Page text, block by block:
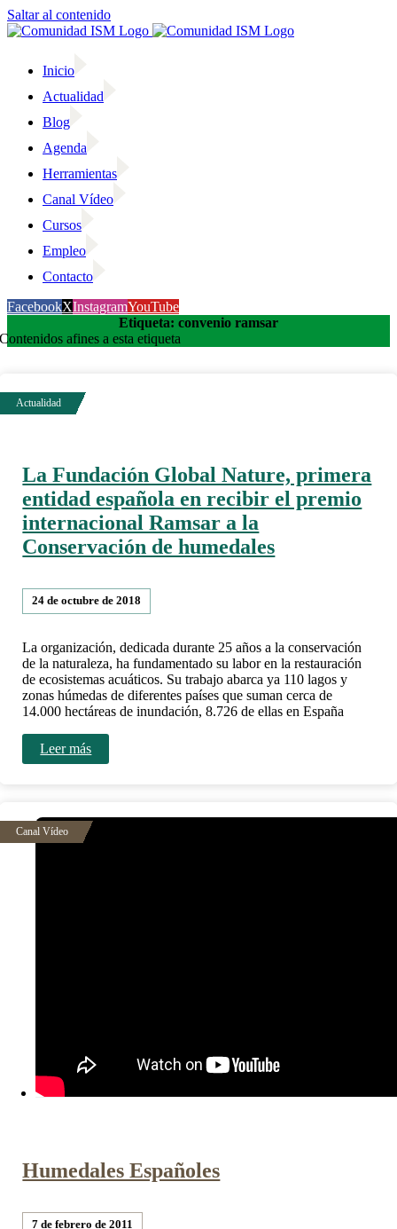
Saltar al contenido
Inicio
Actualidad
Blog
Agenda
Herramientas
Canal Vídeo
Cursos
Empleo
Contacto
FacebookXInstagramYouTube
Etiqueta: convenio ramsar
Contenidos afines a esta etiqueta
La Fundación Global Nature, primera
entidad española en recibir el premio
internacional Ramsar a la
Conservación de humedales
24 de octubre de 2018
La organización, dedicada durante 25 años a la conservación
de la naturaleza, ha fundamentado su labor en la restauración
de ecosistemas acuáticos. Su trabajo abarca ya 110 lagos y
zonas húmedas de diferentes países que suman cerca de
14.000 hectáreas de inundación, 8.726 de ellas en España
Leer más
Humedales Españoles
7 de febrero de 2011